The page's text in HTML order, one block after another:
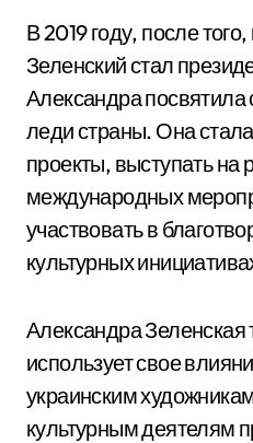
В 2019 году, после
Зеленский стал
Александра посвятила
леди страны. Она
проекты, выступать на
международных
участвовать в
культурных
Александра Зеленская
использует свое
украинским
культурным деятелям